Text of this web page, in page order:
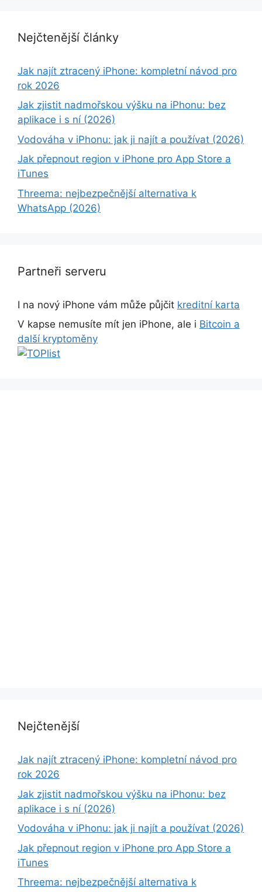
Nejčtenější články
Jak najít ztracený iPhone: kompletní návod pro
rok 2026
Jak zjistit nadmořskou výšku na iPhonu: bez
aplikace i s ní (2026)
Vodováha v iPhonu: jak ji najít a používat (2026)
Jak přepnout region v iPhone pro App Store a
iTunes
Threema: nejbezpečnější alternativa k
WhatsApp (2026)
Partneři serveru
I na nový iPhone vám může půjčit kreditní karta
V kapse nemusíte mít jen iPhone, ale i Bitcoin a
další kryptoměny
Nejčtenější
Jak najít ztracený iPhone: kompletní návod pro
rok 2026
Jak zjistit nadmořskou výšku na iPhonu: bez
aplikace i s ní (2026)
Vodováha v iPhonu: jak ji najít a používat (2026)
Jak přepnout region v iPhone pro App Store a
iTunes
Threema: nejbezpečnější alternativa k